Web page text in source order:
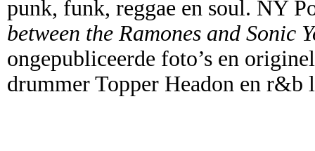
punk, funk, reggae en soul. NY
between the Ramones and Sonic
ongepubliceerde foto’s en
drummer Topper Headon en r&b